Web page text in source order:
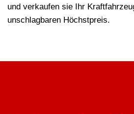
und verkaufen sie Ihr
unschlagbaren Höchstpreis.